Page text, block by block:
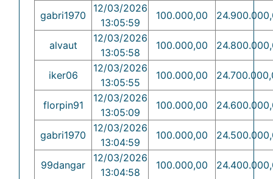
gabri1970
12/03/2026
13:05:59
100.000,00
alvaut
12/03/2026
13:05:58
100.000,00
iker06
12/03/2026
13:05:55
100.000,00
florpin91
12/03/2026
13:05:09
100.000,00
gabri1970
12/03/2026
13:04:59
100.000,00
99dangar
12/03/2026
13:04:58
100.000,00